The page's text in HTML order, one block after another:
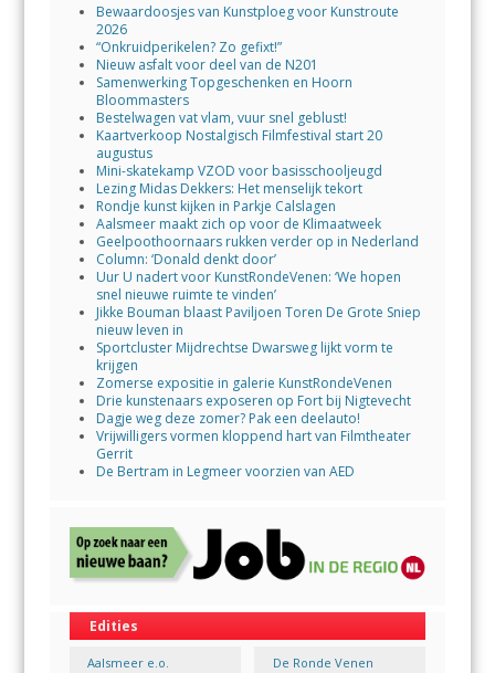
Bewaardoosjes van Kunstploeg voor Kunstroute
2026
“Onkruidperikelen? Zo gefixt!”
Nieuw asfalt voor deel van de N201
Samenwerking Topgeschenken en Hoorn
Bloommasters
Bestelwagen vat vlam, vuur snel geblust!
Kaartverkoop Nostalgisch Filmfestival start 20
augustus
Mini-skatekamp VZOD voor basisschooljeugd
Lezing Midas Dekkers: Het menselijk tekort
Rondje kunst kijken in Parkje Calslagen
Aalsmeer maakt zich op voor de Klimaatweek
Geelpoothoornaars rukken verder op in Nederland
Column: ‘Donald denkt door’
Uur U nadert voor KunstRondeVenen: ‘We hopen
snel nieuwe ruimte te vinden’
Jikke Bouman blaast Paviljoen Toren De Grote Sniep
nieuw leven in
Sportcluster Mijdrechtse Dwarsweg lijkt vorm te
krijgen
Zomerse expositie in galerie KunstRondeVenen
Drie kunstenaars exposeren op Fort bij Nigtevecht
Dagje weg deze zomer? Pak een deelauto!
Vrijwilligers vormen kloppend hart van Filmtheater
Gerrit
De Bertram in Legmeer voorzien van AED
Edities
Aalsmeer e.o. De Ronde Venen